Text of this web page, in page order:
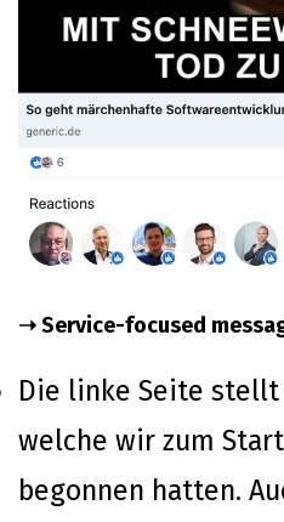
➝ Service-focused
Die linke Seite stellt
welche wir zum
begonnen hatten.